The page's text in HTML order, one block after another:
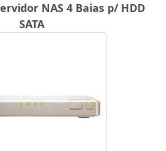
NAS 4 Baias p/ HDD
SATA